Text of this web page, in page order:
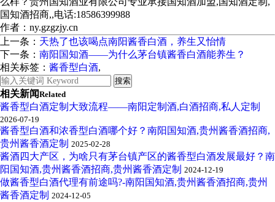
国知酒招商,,电话:18586399988
作者：ny.gzgzjy.cn
上一条： 天热了也该喝点南阳酱香白酒，养生又怡情
下一条： 南阳国知酒——为什么茅台镇酱香白酒能养生？
相关标签： 酱香型白酒,
相关新闻Related
酱香型白酒定制大致流程——南阳定制酒,白酒招商,私人定制
2026-07-19
酱香型白酒和浓香型白酒哪个好？南阳国知酒,贵州酱香酒招商,
贵州酱香酒定制 2025-02-28
酱酒四大产区，为啥只有茅台镇产区的酱香型白酒发展最好？南
阳国知酒,贵州酱香酒招商,贵州酱香酒定制 2024-12-19
做酱香型白酒代理有前途吗?-南阳国知酒,贵州酱香酒招商,贵州
酱香酒定制 2024-12-05